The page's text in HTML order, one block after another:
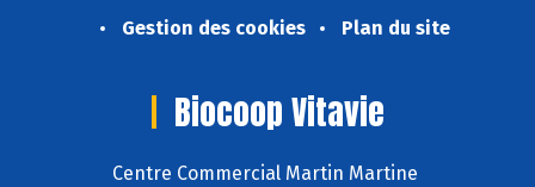
Gestion des cookies
Plan du site
Biocoop Vitavie
Centre Commercial Martin Martine